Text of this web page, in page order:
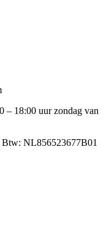
– 18:00 uur zondag van
NL856523677B01